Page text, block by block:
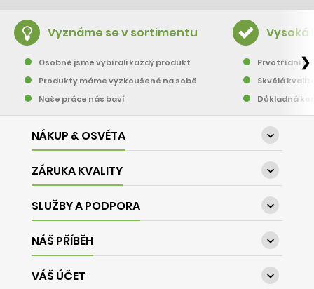
Vyznáme se v sortimentu
Osobně jsme vybírali každý produkt
Produkty máme vyzkoušené na sobě
Naše práce nás baví
Vysoká
Prvotřídní
Skvělá
Důkladná
❯
NÁKUP & OSVĚTA 
ZÁRUKA KVALITY 
SLUŽBY A PODPORA 
NÁŠ PŘÍBĚH 
VÁŠ ÚČET 